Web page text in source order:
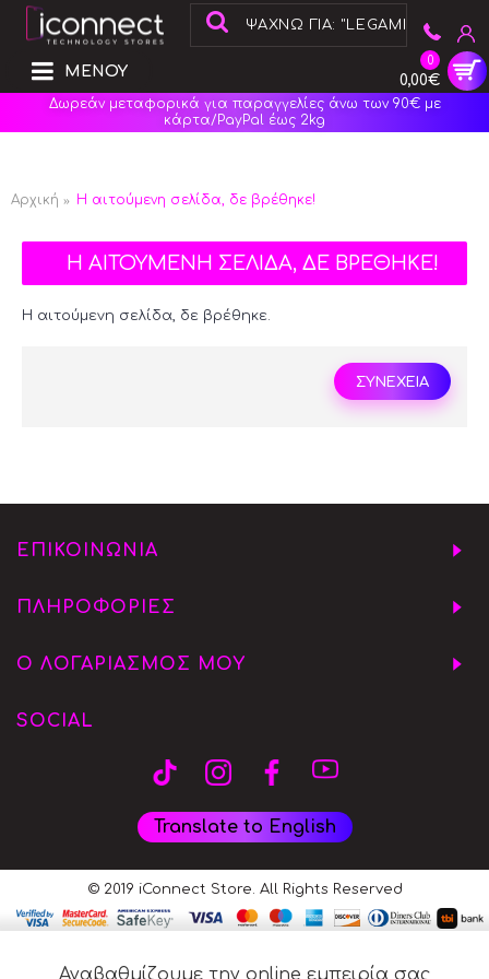
0
0,00€
ΜΕΝΟΥ
Δωρεάν μεταφορικά για παραγγελίες άνω των 90€ με
κάρτα/PayPal έως 2kg
Αρχική Η αιτούμενη σελίδα, δε βρέθηκε!
Η ΑΙΤΟΥΜΕΝΗ ΣΕΛΙΔΑ, ΔΕ ΒΡΕΘΗΚΕ!
Η αιτούμενη σελίδα, δε βρέθηκε.
ΣΥΝΕΧΕΙΑ
ΕΠΙΚΟΙΝΩΝΙΑ
ΠΛΗΡΟΦΟΡΙΕΣ
Ο ΛΟΓΑΡΙΑΣΜΟΣ ΜΟΥ
SOCIAL
Translate to English
© 2019 iConnect Store. All Rights Reserved
Αναβαθμίζουμε την online εμπειρία σας